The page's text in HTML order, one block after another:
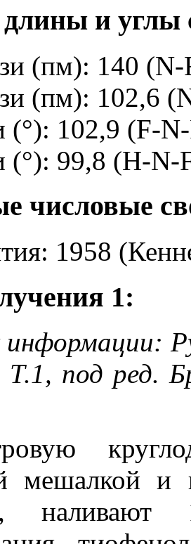
и углы
(пм): 140 (N-
(пм): 102,6
(°): 102,9 (F-
(°): 99,8 (H-N-
числовые
1958
1:
Т.1, под ред.
мешалкой и